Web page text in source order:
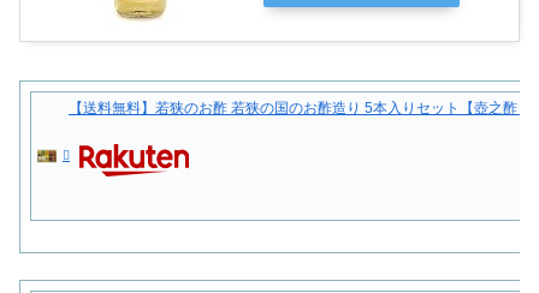
【送料無料】若狭のお酢 若狭の国のお酢造り 5本入りセット【壺之酢